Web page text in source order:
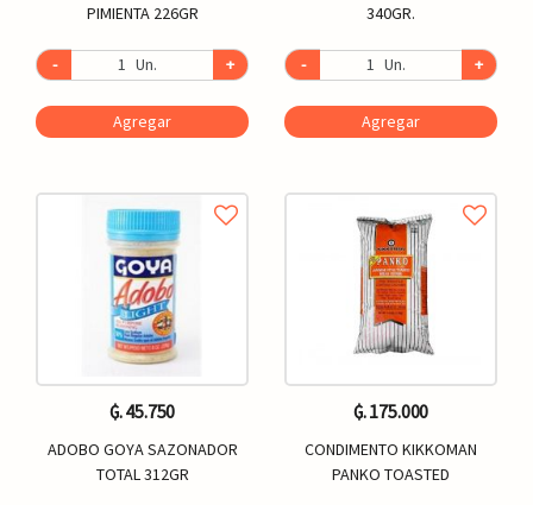
PIMIENTA 226GR
- Un. +
Agregar
₲. 45.750
ADOBO GOYA SAZONADOR
TOTAL 312GR
340GR.
- Un. +
Agregar
₲. 175.000
CONDIMENTO KIKKOMAN
PANKO TOASTED